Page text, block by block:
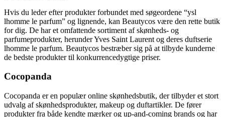
Hvis du leder efter produkter forbundet med søgeordene “ysl
lhomme le parfum” og lignende, kan Beautycos være den rette butik
for dig. De har et omfattende sortiment af skønheds- og
parfumeprodukter, herunder Yves Saint Laurent og deres duftserie
lhomme le parfum. Beautycos bestræber sig på at tilbyde kunderne
de bedste produkter til konkurrencedygtige priser.
Cocopanda
Cocopanda er en populær online skønhedsbutik, der tilbyder et stort
udvalg af skønhedsprodukter, makeup og duftartikler. De fører
produkter fra både kendte mærker og up-and-coming brands og har